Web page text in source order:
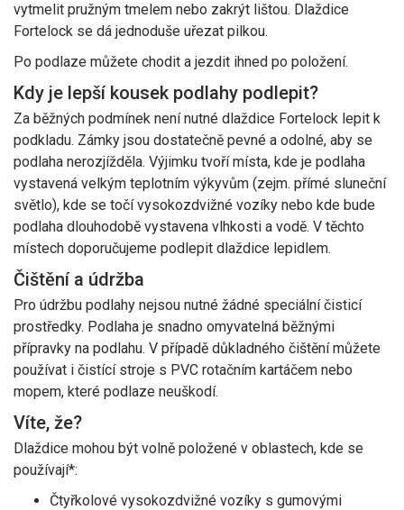
vytmelit pružným tmelem nebo zakrýt lištou. Dlaždice
Fortelock se dá jednoduše uřezat pilkou.
Po podlaze můžete chodit a jezdit ihned po položení.
Kdy je lepší kousek podlahy podlepit?
Za běžných podmínek není nutné dlaždice Fortelock lepit k
podkladu. Zámky jsou dostatečně pevné a odolné, aby se
podlaha nerozjížděla. Výjimku tvoří místa, kde je podlaha
vystavená velkým teplotním výkyvům (zejm. přímé sluneční
světlo), kde se točí vysokozdvižné vozíky nebo kde bude
podlaha dlouhodobě vystavena vlhkosti a vodě. V těchto
místech doporučujeme podlepit dlaždice lepidlem.
Čištění a údržba
Pro údržbu podlahy nejsou nutné žádné speciální čisticí
prostředky. Podlaha je snadno omyvatelná běžnými
přípravky na podlahu. V případě důkladného čištění můžete
používat i čistící stroje s PVC rotačním kartáčem nebo
mopem, které podlaze neuškodí.
Víte, že?
Dlaždice mohou být volně položené v oblastech, kde se
používají*:
Čtyřkolové vysokozdvižné vozíky s gumovými